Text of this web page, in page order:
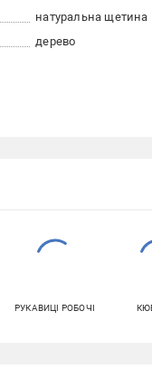
натуральна щетина
дерево
РУКАВИЦІ РОБОЧІ